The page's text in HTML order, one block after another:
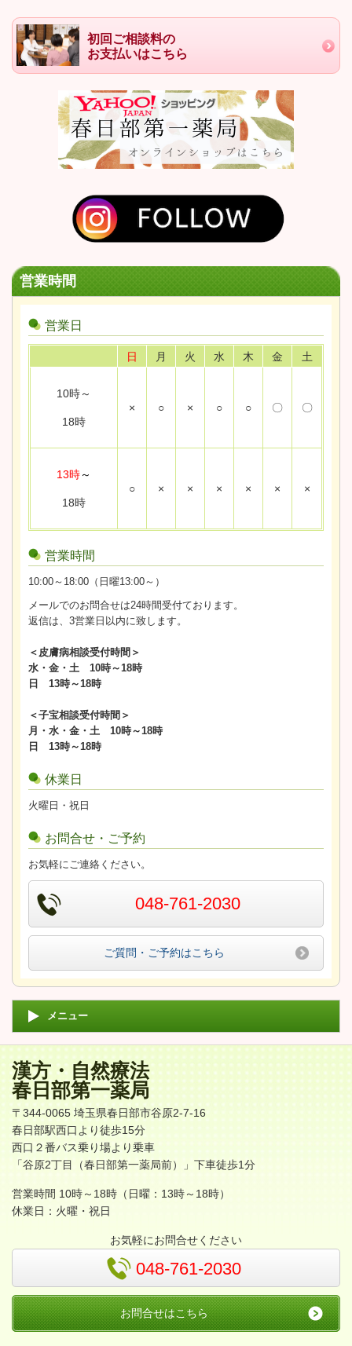
初回ご相談料の
お支払いはこちら
営業時間
営業日
日 月 火 水 木 金 土
10時～
18時
× ○ × ○ ○ 〇 〇
13時～
18時
○ × × × × × ×
営業時間
10:00～18:00（日曜13:00～）
メールでのお問合せは24時間受付ております。
返信は、3営業日以内に致します。
＜皮膚病相談受付時間＞
水・金・土 10時～18時
日 13時～18時
＜子宝相談受付時間＞
月・水・金・土 10時～18時
日 13時～18時
休業日
火曜日・祝日
お問合せ・ご予約
お気軽にご連絡ください。
048-761-2030
ご質問・ご予約はこちら
メニュー
漢方・自然療法
春日部第一薬局
〒344-0065 埼玉県春日部市谷原2-7-16
春日部駅西口より徒歩15分
西口２番バス乗り場より乗車
「谷原2丁目（春日部第一薬局前）」下車徒歩1分
営業時間 10時～18時（日曜：13時～18時）
休業日：火曜・祝日
お気軽にお問合せください
048-761-2030
お問合せはこちら